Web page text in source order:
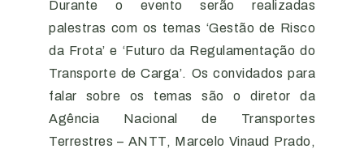
Durante o evento serão realizadas
palestras com os temas ‘Gestão de Risco
da Frota’ e ‘Futuro da Regulamentação do
Transporte de Carga’. Os convidados para
falar sobre os temas são o diretor da
Agência Nacional de Transportes
Terrestres – ANTT, Marcelo Vinaud Prado,